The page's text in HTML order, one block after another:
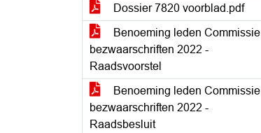
Dossier 7820 voorblad.pdf
Benoeming leden Commissie
bezwaarschriften 2022 -
Raadsvoorstel
Benoeming leden Commissie
bezwaarschriften 2022 -
Raadsbesluit